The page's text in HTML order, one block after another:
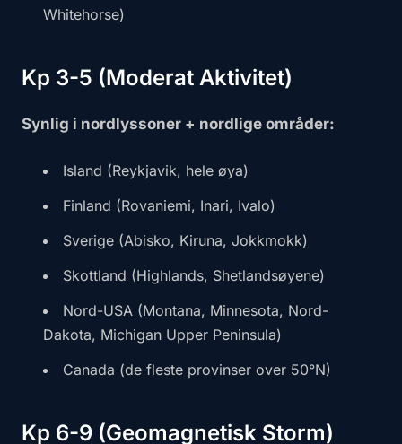
Whitehorse)
Kp 3-5 (Moderat Aktivitet)
Synlig i nordlyssoner + nordlige områder:
Island (Reykjavik, hele øya)
Finland (Rovaniemi, Inari, Ivalo)
Sverige (Abisko, Kiruna, Jokkmokk)
Skottland (Highlands, Shetlandsøyene)
Nord-USA (Montana, Minnesota, Nord-
Dakota, Michigan Upper Peninsula)
Canada (de fleste provinser over 50°N)
Kp 6-9 (Geomagnetisk Storm)